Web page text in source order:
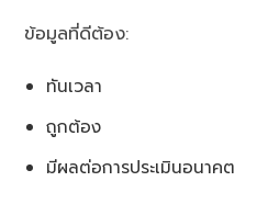
ข้อมูลที่ดีต้อง:
ทันเวลา
ถูกต้อง
มีผลต่อการประเมินอนาคต